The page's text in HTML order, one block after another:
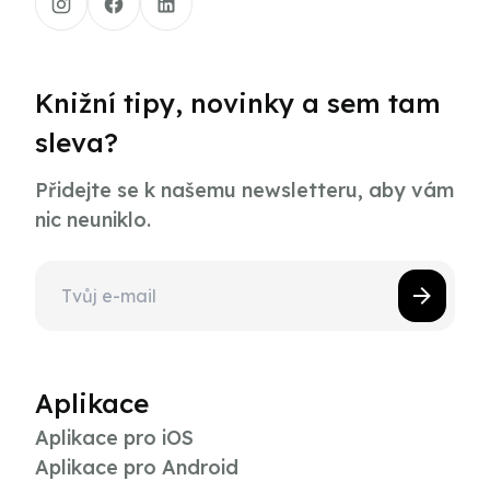
Knižní tipy, novinky a sem tam
sleva?
Přidejte se k našemu newsletteru, aby vám
nic neuniklo.
Aplikace
Aplikace pro iOS
Aplikace pro Android